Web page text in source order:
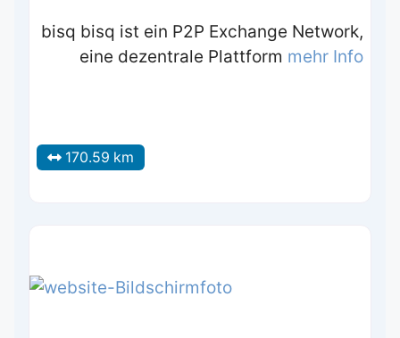
bisq bisq ist ein P2P Exchange Network,
eine dezentrale Plattform mehr Info
170.59 km